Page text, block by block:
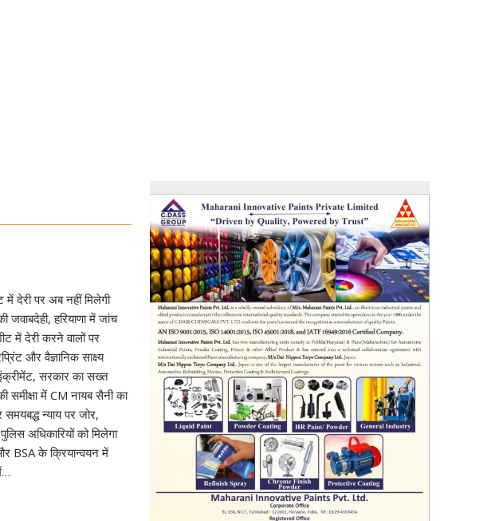
में देरी पर अब नहीं मिलेगी
जवाबदेही, हरियाणा में जांच
में देरी करने वालों पर
और वैज्ञानिक साक्ष्य
सरकार का सख्त
में CM नायब सैनी का
न्याय पर जोर,
अधिकारियों को मिलेगा
BSA के क्रियान्वयन में